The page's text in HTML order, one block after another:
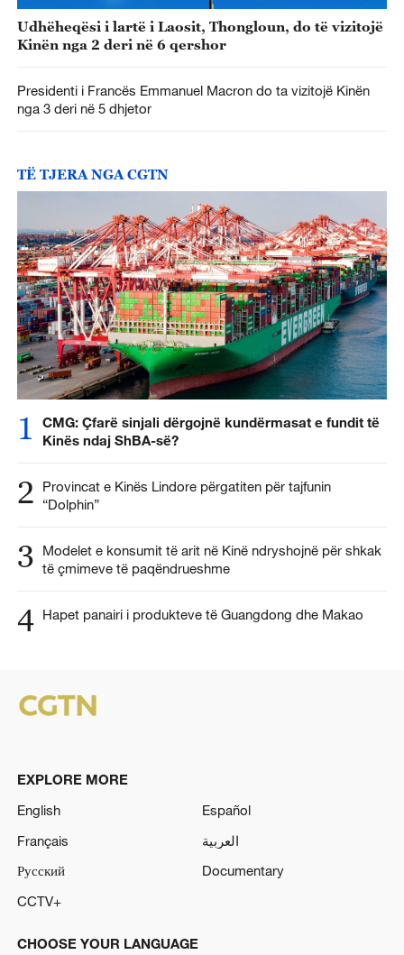
Udhëheqësi i lartë i Laosit, Thongloun, do të vizitojë
Kinën nga 2 deri në 6 qershor
Presidenti i Francës Emmanuel Macron do ta vizitojë Kinën
nga 3 deri në 5 dhjetor
TË TJERA NGA CGTN
1
CMG: Çfarë sinjali dërgojnë kundërmasat e fundit të
Kinës ndaj ShBA-së?
2
Provincat e Kinës Lindore përgatiten për tajfunin
“Dolphin”
3
Modelet e konsumit të arit në Kinë ndryshojnë për shkak
të çmimeve të paqëndrueshme
4 Hapet panairi i produkteve të Guangdong dhe Makao
EXPLORE MORE
English
Español
Français
العربية
Русский
Documentary
CCTV+
CHOOSE YOUR LANGUAGE